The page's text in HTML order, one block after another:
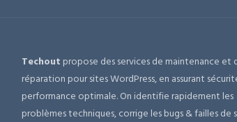
Techout propose des services de maintenance et
réparation pour sites WordPress, en assurant
performance optimale. On identifie rapidement les
problèmes techniques, corrige les bugs & failles de